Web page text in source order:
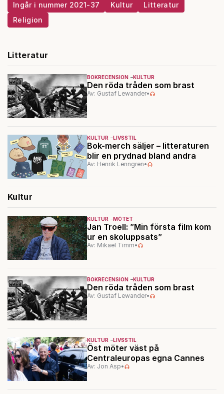
Ingår i nummer 2021-37 Kultur
Litteratur
Religion
Litteratur
BOKRECENSION KULTUR
Den röda tråden som brast
Av: Gustaf Lewander•
KULTUR LIVSSTIL
Bok-merch säljer – litteraturen
blir en prydnad bland andra
Av: Henrik Lenngren•
Kultur
KULTUR MÖTET
Jan Troell: ”Min första film kom
ur en skoluppsats”
Av: Mikael Timm•
BOKRECENSION KULTUR
Den röda tråden som brast
Av: Gustaf Lewander•
KULTUR LIVSSTIL
Öst möter väst på
Centraleuropas egna Cannes
Av: Jon Asp•